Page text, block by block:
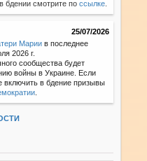
бдении смотрите поссылке
25/07/2026
Марии в последнее
2026 г.
сообщества будет
войны в Украине. Если
включить в бдение призывы